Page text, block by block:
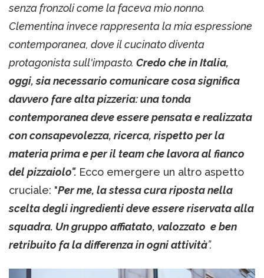
senza fronzoli come la faceva mio nonno.
Clementina invece rappresenta la mia espressione
contemporanea, dove il cucinato diventa
protagonista sull'impasto. Credo che in Italia,
oggi, sia necessario comunicare cosa significa
davvero fare alta pizzeria: una tonda
contemporanea deve essere pensata e realizzata
con consapevolezza, ricerca, rispetto per la
materia prima e per il team che lavora al fianco
del pizzaiolo". Ecco emergere un altro aspetto
cruciale: "Per me, la stessa cura riposta nella
scelta degli ingredienti deve essere riservata alla
squadra. Un gruppo affiatato, valozzato e ben
retribuito fa la differenza in ogni attività”.